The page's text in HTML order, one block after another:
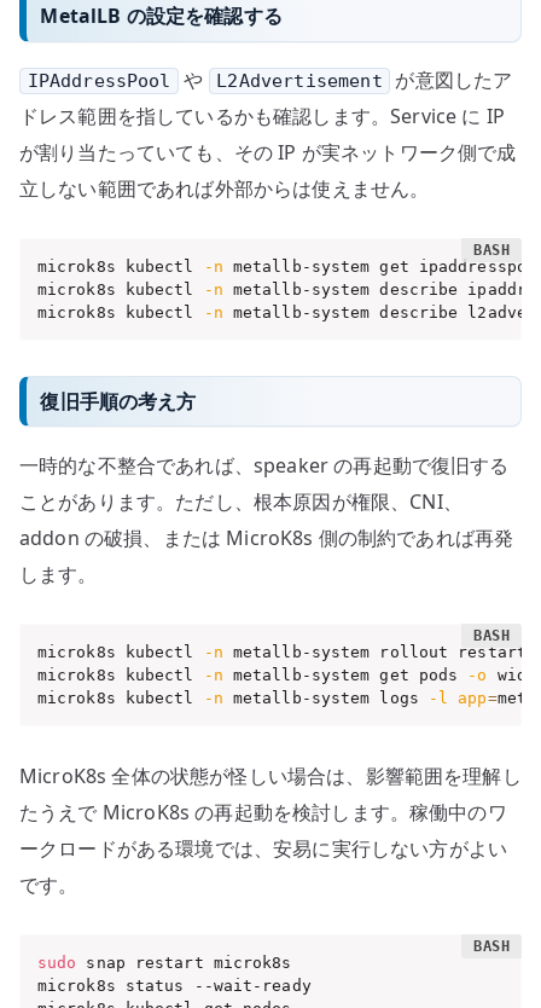
MetalLB の設定を確認する
IPAddressPool や L2Advertisement
が意図したア
ドレス範囲を指しているかも確認します。Service に IP
が割り当たっていても、その IP が実ネットワーク側で成
立しない範囲であれば外部からは使えません。
microk8s kubectl -n metallb-system get
microk8s kubectl
-n metallb-system describe
microk8s kubectl
-n metallb-system describe
復旧手順の考え方
一時的な不整合であれば、speaker の再起動で復旧する
ことがあります。ただし、根本原因が権限、CNI、
addon の破損、または MicroK8s 側の制約であれば再発
します。
microk8s kubectl -n metallb-system rollout restart
microk8s kubectl
-n metallb-system get pods -o
wide
microk8s kubectl
-n metallb-system logs -l app=
MicroK8s 全体の状態が怪しい場合は、影響範囲を理解し
たうえで MicroK8s の再起動を検討します。稼働中のワ
ークロードがある環境では、安易に実行しない方がよい
です。
sudo snap restart microk8s
microk8s status --wait-ready